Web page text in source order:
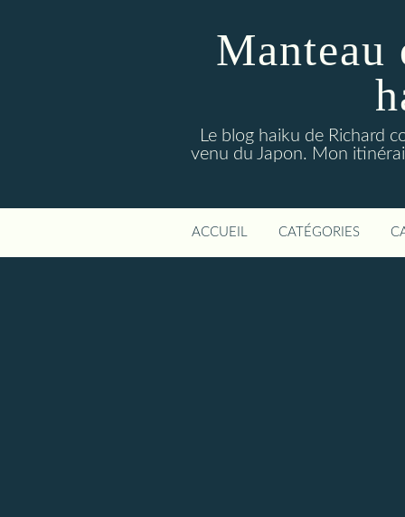
Le blog haiku de Richard
venu du Japon. Mon
ACCUEIL CATÉGORIES